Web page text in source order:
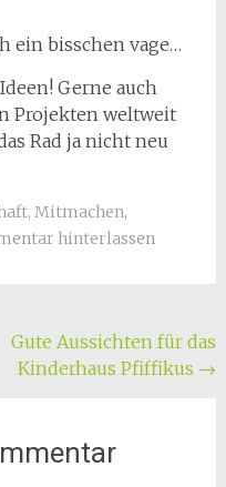
ein bisschen vage…
Gerne auch
Projekten weltweit
Rad ja nicht neu
, Mitmachen,
hinterlassen
Gute Aussichten für das
Kinderhaus Pfiffikus →